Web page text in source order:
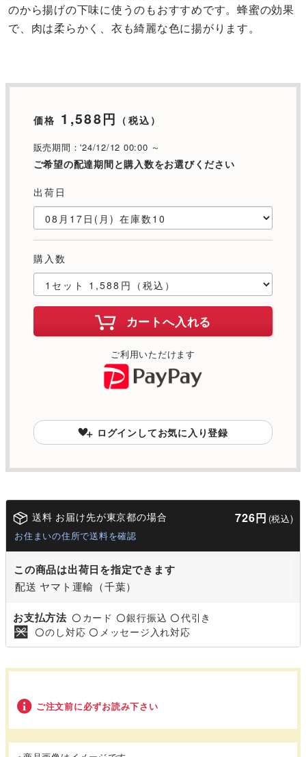
のから揚げの下味に使うのもおすすめです。蜂蜜の効果
で、肉は柔らかく、衣も綺麗な色に揚がります。
価格 1,588円 （税込）
販売期間：'24/12/12 00:00 ～
ご希望の配達期間と購入数をお選びください
出荷日
購入数
カートへ入れる
ご利用いただけます
ログインしてお気に入り登録
送料 お届け先が東京都の場合 726円 (税込)
お住まいの住所で送料を確認
この商品は出荷日を指定できます
配送 ヤマト運輸（千葉）
お支払方法 〇 カード 〇銀行振込 〇代引き
〇のし対応 〇 メッセージ入れ対応
ご注文前に必ずお読み下さい